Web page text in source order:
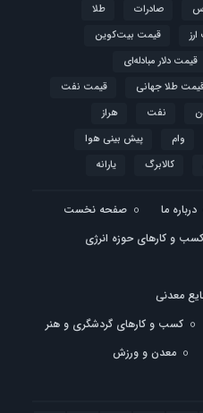
صادرات
طلا
قیمت بیت‌کوین
قیمت دلار مبادله‌ای
طلا جهانی
قیمت نفت
نفت
هراز
وام
پیش بینی هوا
کالابرگ یارانه
درباره ما
صفحه نخست
کسب و کارهای حوزه انرژی
معدنی
کسب و کارهای گردشگری و هنر
معدن و ورزش